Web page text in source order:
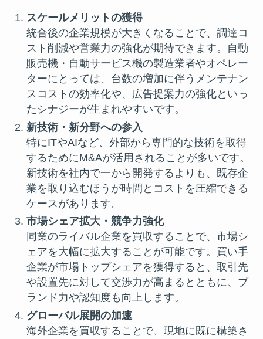
スケールメリットの獲得
統合後の企業規模が大きくなることで、調達コ
スト削減や営業力の強化が期待できます。自動
販売機・自動サービス機の製造業者やオペレー
ターにとっては、台数の増加に伴うメンテナン
スコストの効率化や、広告提案力の強化といっ
たシナジーが生まれやすいです。
新技術・新分野への参入
特にITやAIなど、外部から専門的な技術を取得
するためにM&Aが活用されることが多いです。
新技術を社内で一から開発するよりも、既存企
業を取り込むほうが時間とコストを圧縮できる
ケースがあります。
市場シェア拡大・競争力強化
同業のライバル企業を買収することで、市場シ
ェアを大幅に拡大することが可能です。買い手
企業が市場トップシェアを獲得すると、取引先
や設置先に対して交渉力が高まるとともに、ブ
ランド力や認知度も向上します。
グローバル展開の加速
海外企業を買収することで、現地に既に構築さ